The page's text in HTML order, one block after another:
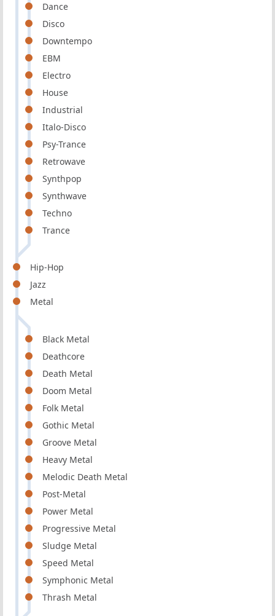
Dance
Disco
Downtempo
EBM
Electro
House
Industrial
Italo-Disco
Psy-Trance
Retrowave
Synthpop
Synthwave
Techno
Trance
Hip-Hop
Jazz
Metal
Black Metal
Deathcore
Death Metal
Doom Metal
Folk Metal
Gothic Metal
Groove Metal
Heavy Metal
Melodic Death Metal
Post-Metal
Power Metal
Progressive Metal
Sludge Metal
Speed Metal
Symphonic Metal
Thrash Metal